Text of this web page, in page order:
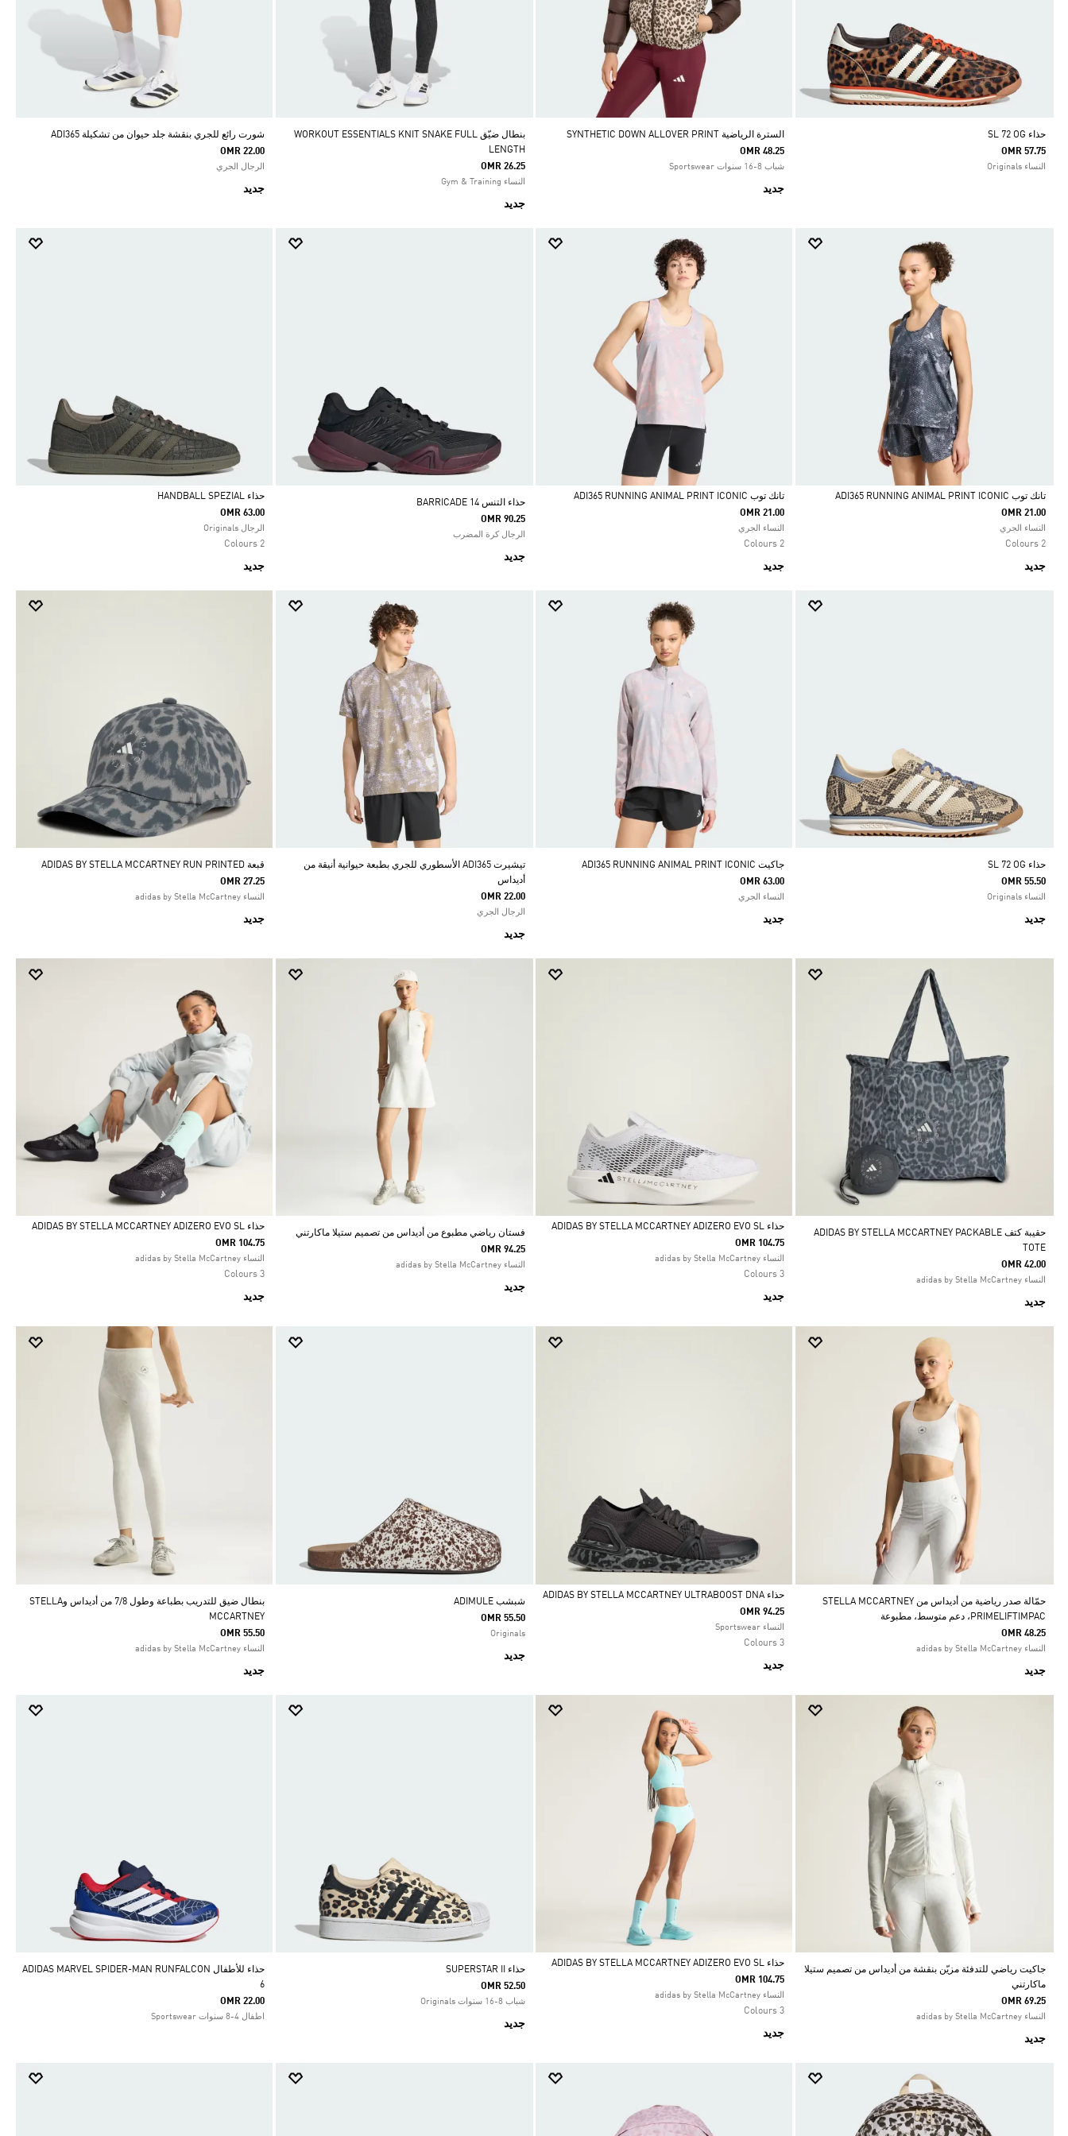
حذاء SL 72 OG
OMR 57.75
النساء Originals
السترة الرياضية SYNTHETIC DOWN ALLOVER PRINT
OMR 48.25
شباب 8-16 سنوات Sportswear
جديد
بنطال ضيّق WORKOUT ESSENTIALS KNIT SNAKE FULL
LENGTH
OMR 26.25
النساء Gym & Training
جديد
شورت رائع للجري بنقشة جلد حيوان من تشكيلة ADI365
OMR 22.00
الرجال الجري
جديد
Selected
تانك توب ADI365 RUNNING ANIMAL PRINT ICONIC
OMR 21.00
النساء الجري
2 Colours
جديد
Selected
تانك توب ADI365 RUNNING ANIMAL PRINT ICONIC
OMR 21.00
النساء الجري
2 Colours
جديد
حذاء التنس BARRICADE 14
OMR 90.25
الرجال كرة المضرب
جديد
Selected
حذاء HANDBALL SPEZIAL
OMR 63.00
الرجال Originals
2 Colours
جديد
حذاء SL 72 OG
OMR 55.50
النساء Originals
جديد
جاكيت ADI365 RUNNING ANIMAL PRINT ICONIC
OMR 63.00
النساء الجري
جديد
تيشيرت ADI365 الأسطوري للجري بطبعة حيوانية أنيقة من
أديداس
OMR 22.00
الرجال الجري
جديد
قبعة ADIDAS BY STELLA MCCARTNEY RUN PRINTED
OMR 27.25
النساء adidas by Stella McCartney
جديد
حقيبة كتف ADIDAS BY STELLA MCCARTNEY PACKABLE
TOTE
OMR 42.00
النساء adidas by Stella McCartney
جديد
Selected
حذاء ADIDAS BY STELLA MCCARTNEY ADIZERO EVO SL
OMR 104.75
النساء adidas by Stella McCartney
3 Colours
جديد
فستان رياضي مطبوع من أديداس من تصميم ستيلا ماكارتني
OMR 94.25
النساء adidas by Stella McCartney
جديد
Selected
حذاء ADIDAS BY STELLA MCCARTNEY ADIZERO EVO SL
OMR 104.75
النساء adidas by Stella McCartney
3 Colours
جديد
حمّالة صدر رياضية من أديداس من STELLA MCCARTNEY
PRIMELIFTIMPAC، دعم متوسط، مطبوعة
OMR 48.25
النساء adidas by Stella McCartney
جديد
Selected
حذاء ADIDAS BY STELLA MCCARTNEY ULTRABOOST DNA
OMR 94.25
النساء Sportswear
3 Colours
جديد
شبشب ADIMULE
OMR 55.50
Originals
جديد
بنطال ضيق للتدريب بطباعة وطول 7/8 من أديداس وSTELLA
MCCARTNEY
OMR 55.50
النساء adidas by Stella McCartney
جديد
جاكيت رياضي للتدفئة مزيّن بنقشة من أديداس من تصميم ستيلا
ماكارتني
OMR 69.25
النساء adidas by Stella McCartney
جديد
Selected
حذاء ADIDAS BY STELLA MCCARTNEY ADIZERO EVO SL
OMR 104.75
النساء adidas by Stella McCartney
3 Colours
جديد
حذاء SUPERSTAR II
OMR 52.50
شباب 8-16 سنوات Originals
جديد
حذاء للأطفال ADIDAS MARVEL SPIDER-MAN RUNFALCON
6
OMR 22.00
اطفال 4-8 سنوات Sportswear